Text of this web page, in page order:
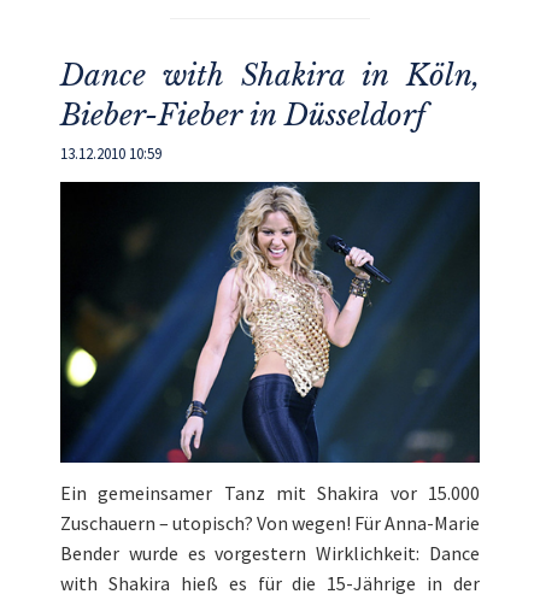
Dance with Shakira in Köln,
Bieber-Fieber in Düsseldorf
13.12.2010 10:59
Ein gemeinsamer Tanz mit Shakira vor 15.000
Zuschauern – utopisch? Von wegen! Für Anna-Marie
Bender wurde es vorgestern Wirklichkeit: Dance
with Shakira hieß es für die 15-Jährige in der